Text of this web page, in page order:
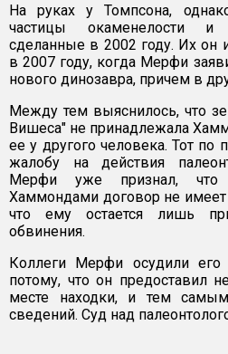
На руках у Томпсона,
частицы окаменелости и
сделанные в 2002 году. Их
в 2007 году, когда Мерфи
нового динозавра, причем в
Между тем выяснилось, что
Вишеса" не принадлежала
ее у другого человека. Тот по
жалобу на действия
Мерфи уже признал,
Хаммондами договор не
что ему остается лишь
обвинения.
Коллеги Мерфи осудили
потому, что он предоставил
месте находки, и тем
сведений. Суд над